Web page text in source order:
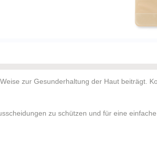
zur Gesunderhaltung der Haut beiträgt.
zu schützen und für eine einfache
der Haut zu erhalten.
auszugleichen.